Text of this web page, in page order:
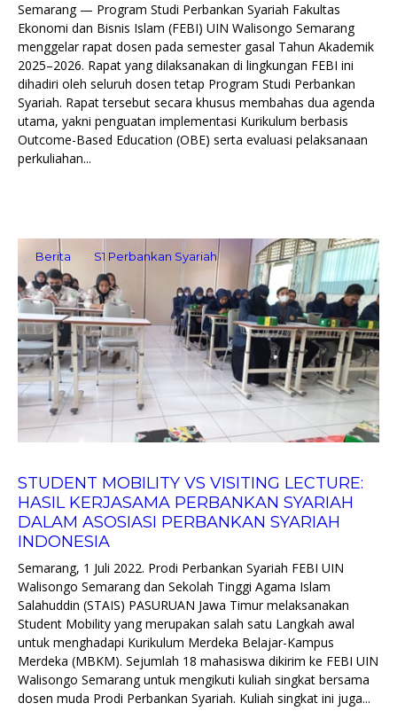
Semarang — Program Studi Perbankan Syariah Fakultas
Ekonomi dan Bisnis Islam (FEBI) UIN Walisongo Semarang
menggelar rapat dosen pada semester gasal Tahun Akademik
2025–2026. Rapat yang dilaksanakan di lingkungan FEBI ini
dihadiri oleh seluruh dosen tetap Program Studi Perbankan
Syariah. Rapat tersebut secara khusus membahas dua agenda
utama, yakni penguatan implementasi Kurikulum berbasis
Outcome-Based Education (OBE) serta evaluasi pelaksanaan
perkuliahan...
Berita S1 Perbankan Syariah
STUDENT MOBILITY VS VISITING LECTURE:
HASIL KERJASAMA PERBANKAN SYARIAH
DALAM ASOSIASI PERBANKAN SYARIAH
INDONESIA
Semarang, 1 Juli 2022. Prodi Perbankan Syariah FEBI UIN
Walisongo Semarang dan Sekolah Tinggi Agama Islam
Salahuddin (STAIS) PASURUAN Jawa Timur melaksanakan
Student Mobility yang merupakan salah satu Langkah awal
untuk menghadapi Kurikulum Merdeka Belajar-Kampus
Merdeka (MBKM). Sejumlah 18 mahasiswa dikirim ke FEBI UIN
Walisongo Semarang untuk mengikuti kuliah singkat bersama
dosen muda Prodi Perbankan Syariah. Kuliah singkat ini juga...